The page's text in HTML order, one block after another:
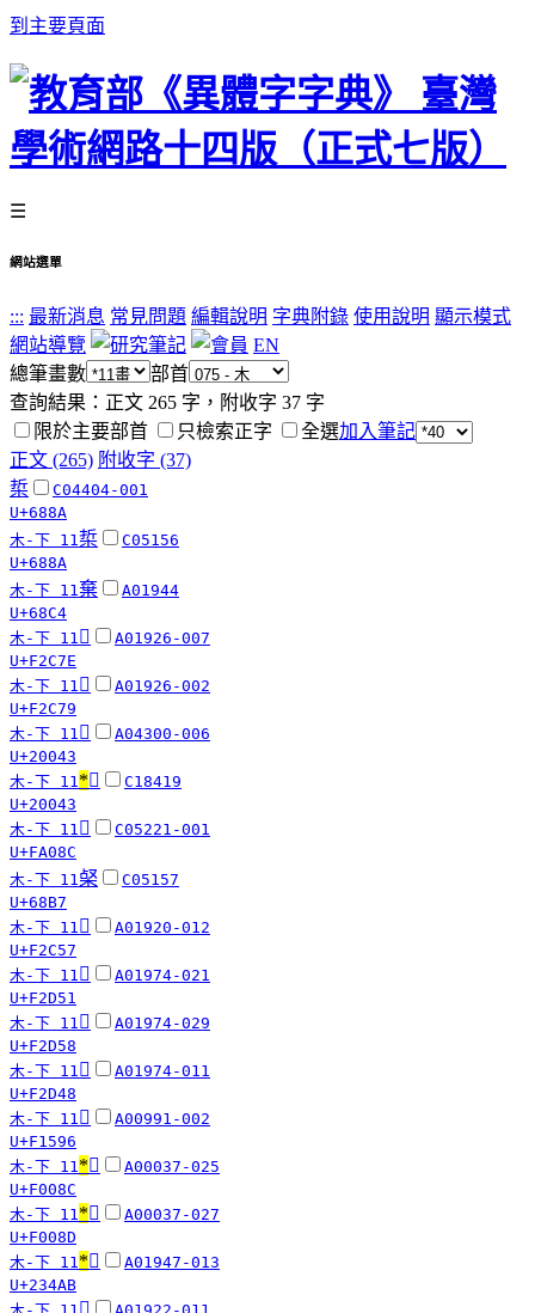
到主要頁面
☰
網站選單
::: 最新消息 常見問題 編輯說明 字典附錄 使用說明 顯示模式
網站導覽
EN
總筆畫數
部首
查詢結果：正文 265 字，附收字 37 字
限於主要部首
只檢索正字 全選加入筆記
正文 (265) 附收字 (37)
梊
C04404-001
U+688A
木-下 11 梊
C05156
U+688A
木-下 11 棄
A01944
U+68C4
木-下 11 󲱾
A01926-007
U+F2C7E
木-下 11 󲱹
A01926-002
U+F2C79
木-下 11 𠁃
A04300-006
U+20043
木-下 11 *𠁃
C18419
U+20043
木-下 11 󺂌
C05221-001
U+FA08C
木-下 11 梷
C05157
U+68B7
木-下 11 󲱗
A01920-012
U+F2C57
木-下 11 󲵑
A01974-021
U+F2D51
木-下 11 󲵘
A01974-029
U+F2D58
木-下 11 󲵈
A01974-011
U+F2D48
木-下 11 󱖖
A00991-002
U+F1596
木-下 11 *󰂌
A00037-025
U+F008C
木-下 11 *󰂍
A00037-027
U+F008D
木-下 11 *𣒫
A01947-013
U+234AB
󲱤